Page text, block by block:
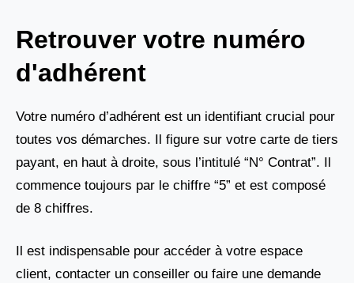
Retrouver votre numéro
d'adhérent
Votre numéro d’adhérent est un identifiant crucial pour
toutes vos démarches. Il figure sur votre carte de tiers
payant, en haut à droite, sous l’intitulé “N° Contrat”. Il
commence toujours par le chiffre “5” et est composé
de 8 chiffres.
Il est indispensable pour accéder à votre espace
client, contacter un conseiller ou faire une demande